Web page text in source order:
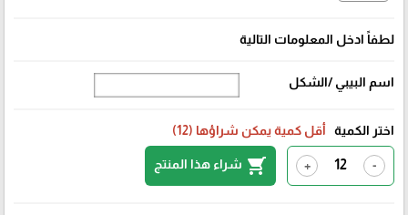
لطفاً ادخل المعلومات التالية
اسم البيبي /الشكل
اختر الكمية أقل كمية يمكن شراؤها (12)
-
+
shopping_cart شراء هذا المنتج